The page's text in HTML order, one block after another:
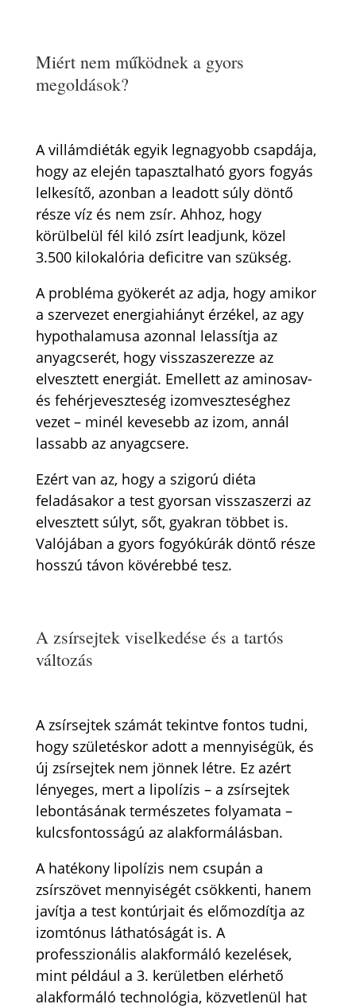
Miért nem működnek a gyors
megoldások?
A villámdiéták egyik legnagyobb csapdája,
hogy az elején tapasztalható gyors fogyás
lelkesítő, azonban a leadott súly döntő
része víz és nem zsír. Ahhoz, hogy
körülbelül fél kiló zsírt leadjunk, közel
3.500 kilokalória deficitre van szükség.
A probléma gyökerét az adja, hogy amikor
a szervezet energiahiányt érzékel, az agy
hypothalamusa azonnal lelassítja az
anyagcserét, hogy visszaszerezze az
elvesztett energiát. Emellett az aminosav-
és fehérjeveszteség izomveszteséghez
vezet – minél kevesebb az izom, annál
lassabb az anyagcsere.
Ezért van az, hogy a szigorú diéta
feladásakor a test gyorsan visszaszerzi az
elvesztett súlyt, sőt, gyakran többet is.
Valójában a gyors fogyókúrák döntő része
hosszú távon kövérebbé tesz.
A zsírsejtek viselkedése és a tartós
változás
A zsírsejtek számát tekintve fontos tudni,
hogy születéskor adott a mennyiségük, és
új zsírsejtek nem jönnek létre. Ez azért
lényeges, mert a lipolízis – a zsírsejtek
lebontásának természetes folyamata –
kulcsfontosságú az alakformálásban.
A hatékony lipolízis nem csupán a
zsírszövet mennyiségét csökkenti, hanem
javítja a test kontúrjait és előmozdítja az
izomtónus láthatóságát is. A
professzionális alakformáló kezelések,
mint például a 3. kerületben elérhető
alakformáló technológia, közvetlenül hat